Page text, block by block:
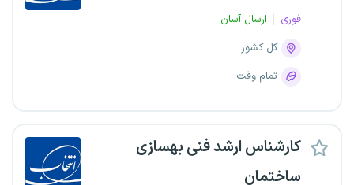
فوری
ارسال آسان
کل کشور
تمام وقت
کارشناس ارشد فنی بهسازی
ساختمان